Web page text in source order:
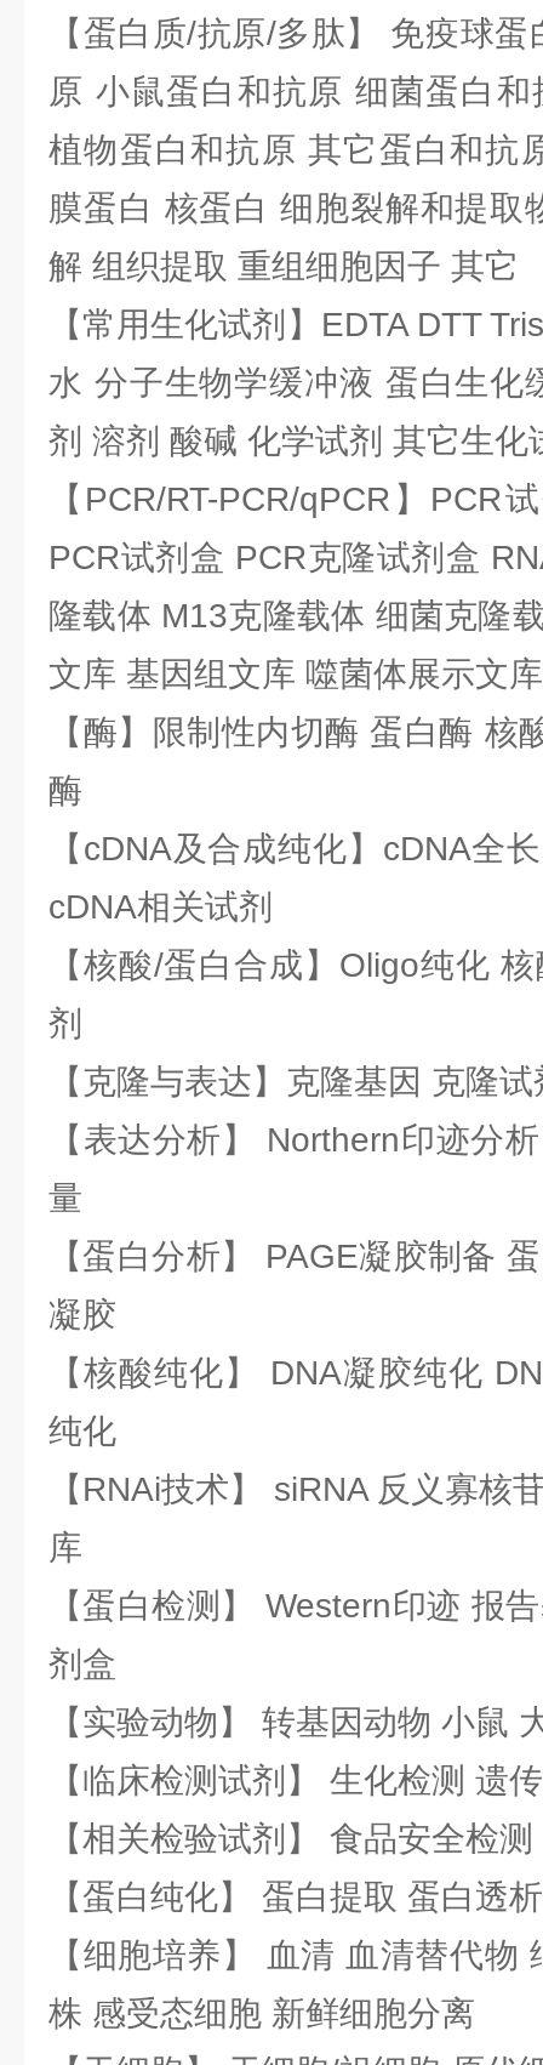
【蛋白质/抗原/多肽】 免疫球
原 小鼠蛋白和抗原 细菌蛋白
植物蛋白和抗原 其它蛋白和抗
膜蛋白 核蛋白 细胞裂解和提取
解 组织提取 重组细胞因子 其它
【常用生化试剂】EDTA DTT
水 分子生物学缓冲液 蛋白生化
剂 溶剂 酸碱 化学试剂 其它生化
【PCR/RT-PCR/qPCR】PCR
PCR试剂盒 PCR克隆试剂盒
隆载体 M13克隆载体 细菌克隆
文库 基因组文库 噬菌体展示文库
【酶】限制性内切酶 蛋白酶 核
酶
【cDNA及合成纯化】cDNA全
cDNA相关试剂
【核酸/蛋白合成】Oligo纯化
剂
【克隆与表达】克隆基因 克隆
【表达分析】 Northern印迹分
量
【蛋白分析】 PAGE凝胶制备
凝胶
【核酸纯化】 DNA凝胶纯化
纯化
【RNAi技术】 siRNA 反义寡核
库
【蛋白检测】 Western印迹 报
剂盒
【实验动物】 转基因动物 小鼠
【临床检测试剂】 生化检测 遗
【相关检验试剂】 食品安全检
【蛋白纯化】 蛋白提取 蛋白透
【细胞培养】 血清 血清替代物
株 感受态细胞 新鲜细胞分离